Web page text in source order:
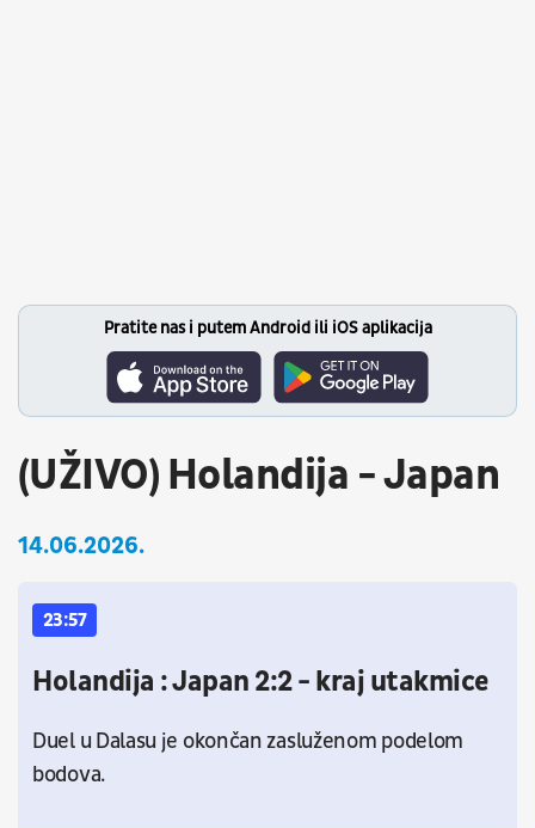
Pratite nas i putem Android ili iOS aplikacija
(UŽIVO) Holandija - Japan
14.06.2026.
23:57
Holandija : Japan 2:2 - kraj utakmice
Duel u Dalasu je okončan zasluženom podelom
bodova.